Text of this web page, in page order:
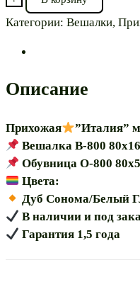
Прихожая
О-800"
модульная
Категории: Вешалки,
Описание
Прихожая
”Италия”
Вешалка В-800
Обувница О-800
Цвета:
Дуб Сонома/Белый
В наличии и под
Гарантия 1,5 года